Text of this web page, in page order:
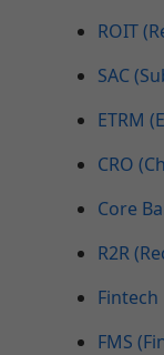
ROIT
SAC
ETRM
CRO
Core
R2R
Fintech
FMS